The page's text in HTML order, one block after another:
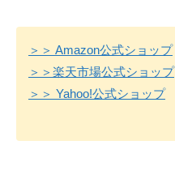
＞＞ Amazon公式ショップ
＞＞楽天市場公式ショップ
＞＞ Yahoo!公式ショップ